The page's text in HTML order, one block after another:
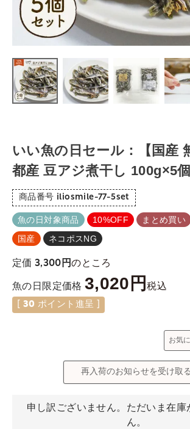
いい魚の日セール：【国産
都産 豆アジ煮干し 100g×5
商品番号 iliosmile-77-5set
魚の日対象商品 10%OFF まとめ買い
国産
ネコポスNG
定価 3,300 のところ
魚の日限定価格 3,020 税込
30 ポイント進呈 ]
お気
再入荷のお知らせを受け取る
申し訳ございません。ただいま在庫
ん。